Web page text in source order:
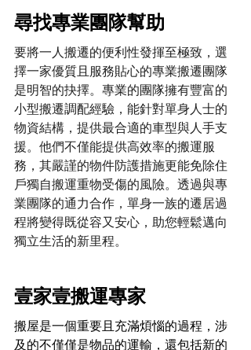
尋找專業團隊幫助
要將一人搬遷的便利性發揮至極致，選
擇一家優質且服務貼心的專業搬遷團隊
是明智的抉擇。專業的團隊擁有豐富的
小型搬遷調配經驗，能針對單身人士的
物資結構，提供最合適的車型與人手支
援。他們不僅能提供高效率的搬運服
務，其嚴謹的物件防護措施更能免除住
戶獨自搬運重物受傷的風險。透過與專
業團隊的通力合作，單身一族的遷居過
程將變得既從容又安心，助您輕鬆邁向
獨立生活的新里程。
壹家壹搬運專家
搬屋是一個重要且充滿煩惱的過程，涉
及的不僅僅是物品的運輸，還包括新的